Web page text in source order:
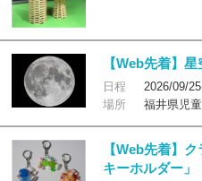
【Web先着】
日程
2026/09/
場所
福井県児
【Web先着】
キーホルダー」